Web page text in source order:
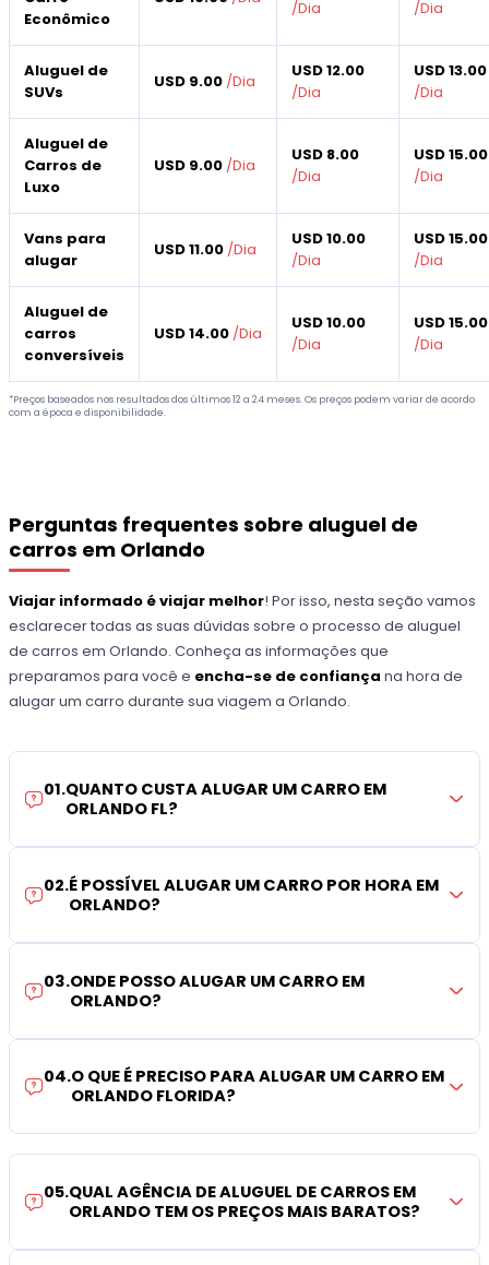
Econômico
/Dia /Dia
Aluguel de
SUVs
USD 9.00 /Dia
USD 12.00
/Dia
USD 13.00
/Dia
Aluguel de
Carros de
Luxo
USD 9.00 /Dia
USD 8.00
/Dia
USD 15.00
/Dia
Vans para
alugar
USD 11.00 /Dia
USD 10.00
/Dia
USD 15.00
/Dia
Aluguel de
carros
conversíveis
USD 14.00 /Dia
USD 10.00
/Dia
USD 15.00
/Dia
*Preços baseados nos resultados dos últimos 12 a 24 meses. Os preços podem variar de acordo
com a época e disponibilidade.
Perguntas frequentes sobre aluguel de
carros em Orlando
Viajar informado é viajar melhor! Por isso, nesta seção vamos
esclarecer todas as suas dúvidas sobre o processo de aluguel
de carros em Orlando. Conheça as informações que
preparamos para você e encha-se de confiança na hora de
alugar um carro durante sua viagem a Orlando.
01.QUANTO CUSTA ALUGAR UM CARRO EM
ORLANDO FL?
02.É POSSÍVEL ALUGAR UM CARRO POR HORA EM
ORLANDO?
03.ONDE POSSO ALUGAR UM CARRO EM
ORLANDO?
04.O QUE É PRECISO PARA ALUGAR UM CARRO EM
ORLANDO FLORIDA?
05.QUAL AGÊNCIA DE ALUGUEL DE CARROS EM
ORLANDO TEM OS PREÇOS MAIS BARATOS?